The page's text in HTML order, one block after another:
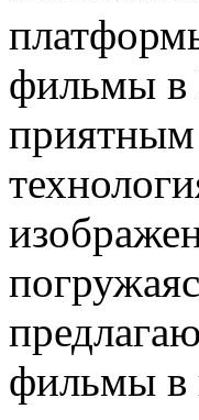
фильмы в
приятным
фильмы в